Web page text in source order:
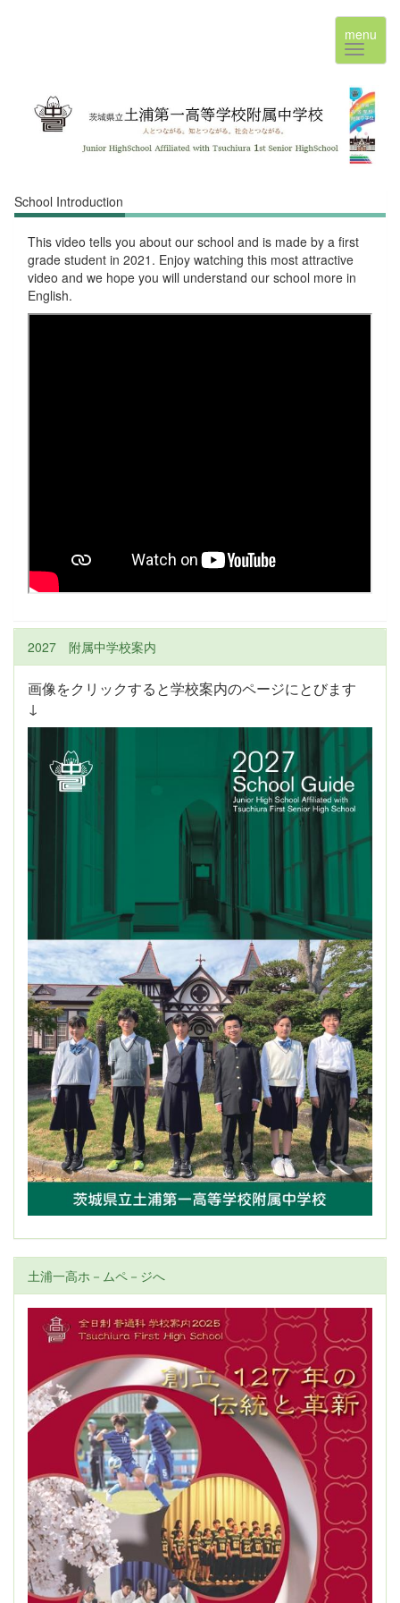
menu
School Introduction
This video tells you about our school and is made by a first
grade student in 2021. Enjoy watching this most attractive
video and we hope you will understand our school more in
English.
2027 附属中学校案内
画像をクリックすると学校案内のページにとびます
↓
土浦一高ホ－ムペ－ジへ